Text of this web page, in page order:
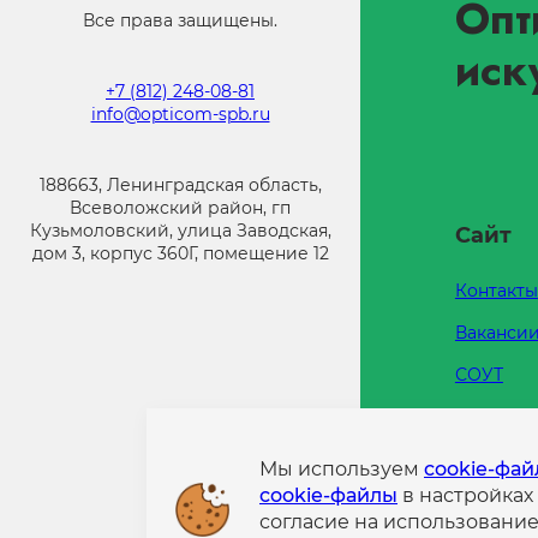
Все права защищены.
+7 (812) 248-08-81
info@opticom-spb.ru
188663, Ленинградская область,
Всеволожский район, гп
Кузьмоловский, улица Заводская,
дом 3, корпус 360Г, помещение 12
Сайт
Контакты
Вакансии
СОУТ
Мы используем cookie-
cookie-файлы в
согласие на